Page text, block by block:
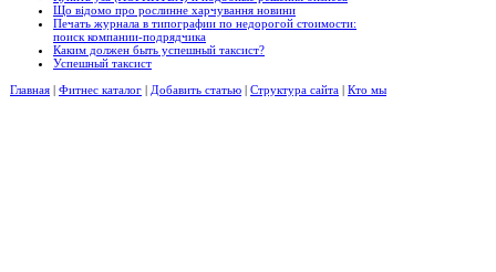
Що відомо про рослинне харчування новини
Печать журнала в типографии по недорогой стоимости:
поиск компании-подрядчика
Каким должен быть успешный таксист?
Успешный таксист
Главная | Фитнес каталог | Добавить статью | Структура сайта | Кто мы